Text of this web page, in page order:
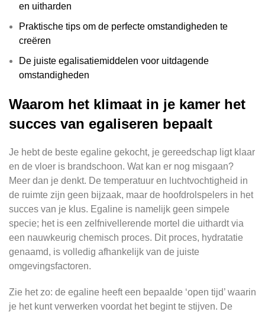
en uitharden
Praktische tips om de perfecte omstandigheden te
creëren
De juiste egalisatiemiddelen voor uitdagende
omstandigheden
Waarom het klimaat in je kamer het
succes van egaliseren bepaalt
Je hebt de beste egaline gekocht, je gereedschap ligt klaar
en de vloer is brandschoon. Wat kan er nog misgaan?
Meer dan je denkt. De temperatuur en luchtvochtigheid in
de ruimte zijn geen bijzaak, maar de hoofdrolspelers in het
succes van je klus. Egaline is namelijk geen simpele
specie; het is een zelfnivellerende mortel die uithardt via
een nauwkeurig chemisch proces. Dit proces, hydratatie
genaamd, is volledig afhankelijk van de juiste
omgevingsfactoren.
Zie het zo: de egaline heeft een bepaalde ‘open tijd’ waarin
je het kunt verwerken voordat het begint te stijven. De